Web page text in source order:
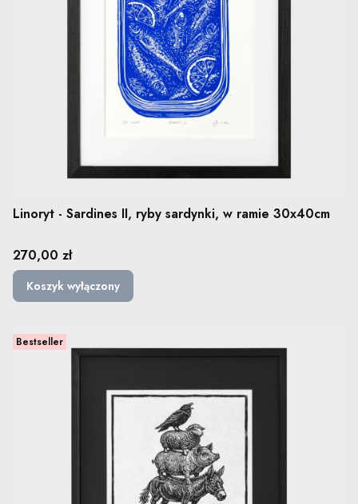
Linoryt - Sardines II, ryby sardynki, w ramie 30x40cm
Cena
270,00 zł
Koszyk wyłączony
Bestseller